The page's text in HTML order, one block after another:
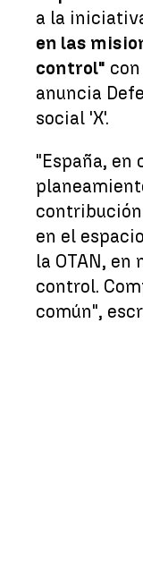
a la
en las
control"
anuncia
social 'X'.
"España, en
contribución
en el
la OTAN,
control.
común",